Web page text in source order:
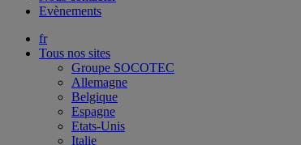
Evènements
fr
Tous nos sites
Groupe SOCOTEC
Allemagne
Belgique
Espagne
Etats-Unis
Italie